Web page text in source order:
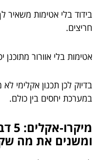
בידוד בלי אטימות משאיר
חריצים.
אטימות בלי אוורור
בדיוק לכן תכנון אקלימי
במערכת יחסים בין כולם.
ומשנים את מה